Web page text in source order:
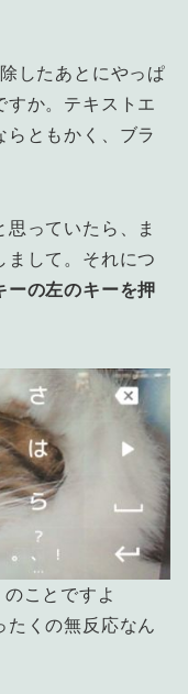
したあとにやっぱ
すか。テキストエ
らともかく、ブラ
っていたら、ま
まして。それにつ
ーの左のキーを押
ことですよ
くの無反応なん